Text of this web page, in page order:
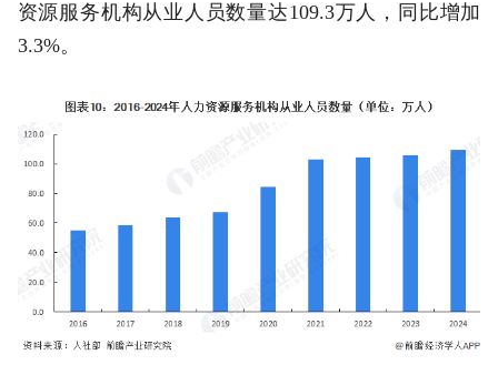
资源服务机构从业人员数量达109.3万人，同比增加
3.3%。